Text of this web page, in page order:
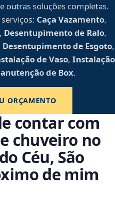
outras soluções completas.
Caça Vazamento,
, Desentupimento de Ralo,
Desentupimento de Esgoto,
de Vaso, Instalação
de Box.
ORÇAMENTO
contar com
chuveiro no
Céu, São
de mim